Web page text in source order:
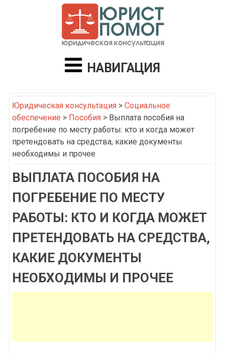
НАВИГАЦИЯ
Юридическая консультация> Социальное
обеспечение > Пособия> Выплата пособия на
погребение по месту работы: кто и когда может
претендовать на средства, какие документы
необходимы и прочее
ВЫПЛАТА ПОСОБИЯ НА
ПОГРЕБЕНИЕ ПО МЕСТУ
РАБОТЫ: КТО И КОГДА МОЖЕТ
ПРЕТЕНДОВАТЬ НА СРЕДСТВА,
КАКИЕ ДОКУМЕНТЫ
НЕОБХОДИМЫ И ПРОЧЕЕ